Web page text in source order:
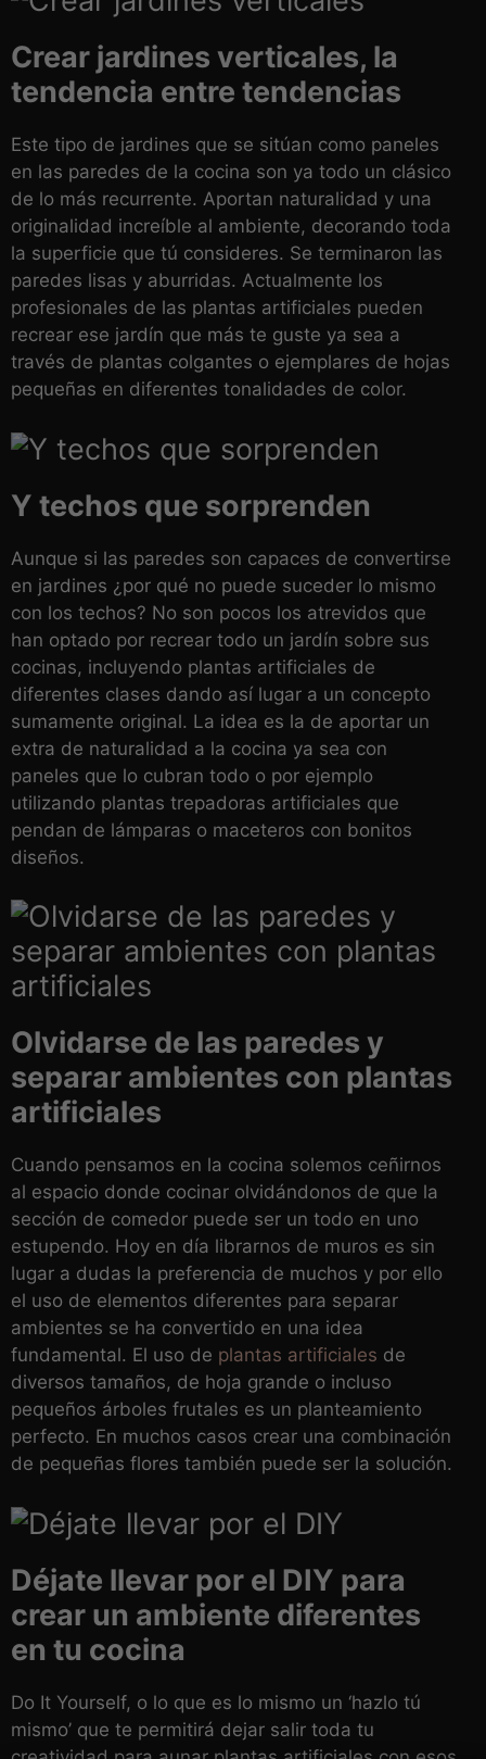
Crear jardines verticales, la
tendencia entre tendencias
Este tipo de jardines que se sitúan como paneles
en las paredes de la cocina son ya todo un clásico
de lo más recurrente. Aportan naturalidad y una
originalidad increíble al ambiente, decorando toda
la superficie que tú consideres. Se terminaron las
paredes lisas y aburridas. Actualmente los
profesionales de las plantas artificiales pueden
recrear ese jardín que más te guste ya sea a
través de plantas colgantes o ejemplares de hojas
pequeñas en diferentes tonalidades de color.
Y techos que sorprenden
Aunque si las paredes son capaces de convertirse
en jardines ¿por qué no puede suceder lo mismo
con los techos? No son pocos los atrevidos que
han optado por recrear todo un jardín sobre sus
cocinas, incluyendo plantas artificiales de
diferentes clases dando así lugar a un concepto
sumamente original. La idea es la de aportar un
extra de naturalidad a la cocina ya sea con
paneles que lo cubran todo o por ejemplo
utilizando plantas trepadoras artificiales que
pendan de lámparas o maceteros con bonitos
diseños.
Olvidarse de las paredes y
separar ambientes con plantas
artificiales
Cuando pensamos en la cocina solemos ceñirnos
al espacio donde cocinar olvidándonos de que la
sección de comedor puede ser un todo en uno
estupendo. Hoy en día librarnos de muros es sin
lugar a dudas la preferencia de muchos y por ello
el uso de elementos diferentes para separar
ambientes se ha convertido en una idea
fundamental. El uso de plantas artificiales de
diversos tamaños, de hoja grande o incluso
pequeños árboles frutales es un planteamiento
perfecto. En muchos casos crear una combinación
de pequeñas flores también puede ser la solución.
Déjate llevar por el DIY para
crear un ambiente diferentes
en tu cocina
Do It Yourself, o lo que es lo mismo un ‘hazlo tú
mismo’ que te permitirá dejar salir toda tu